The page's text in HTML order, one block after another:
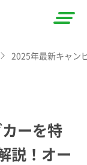
2025年最新キャン
ーを特
説！オー